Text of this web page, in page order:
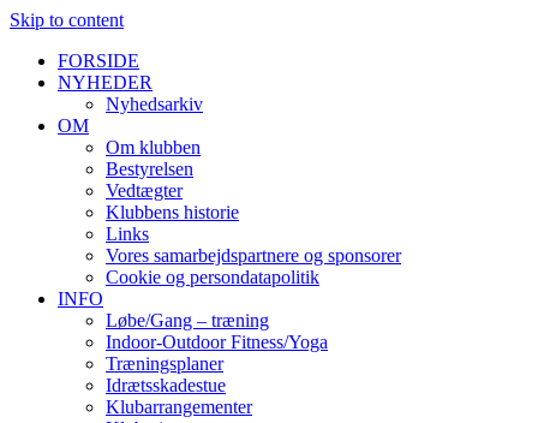
Skip to content
FORSIDE
NYHEDER
Nyhedsarkiv
OM
Om klubben
Bestyrelsen
Vedtægter
Klubbens historie
Links
Vores samarbejdspartnere og sponsorer
Cookie og persondatapolitik
INFO
Løbe/Gang – træning
Indoor-Outdoor Fitness/Yoga
Træningsplaner
Idrætsskadestue
Klubarrangementer